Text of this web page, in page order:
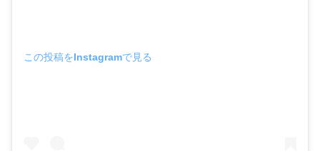
この投稿をInstagramで見る